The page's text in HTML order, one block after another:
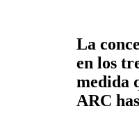
La
en los
medida
ARC